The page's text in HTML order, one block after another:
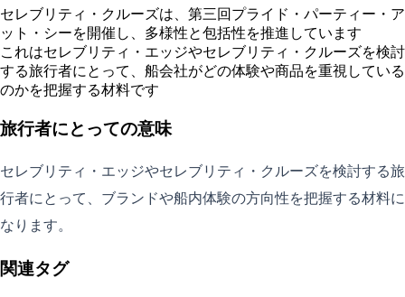
セレブリティ・クルーズは、第三回プライド・パーティー・ア
ット・シーを開催し、多様性と包括性を推進しています
これはセレブリティ・エッジやセレブリティ・クルーズを検討
する旅行者にとって、船会社がどの体験や商品を重視している
のかを把握する材料です
旅行者にとっての意味
セレブリティ・エッジやセレブリティ・クルーズを検討する旅
行者にとって、ブランドや船内体験の方向性を把握する材料に
なります。
関連タグ